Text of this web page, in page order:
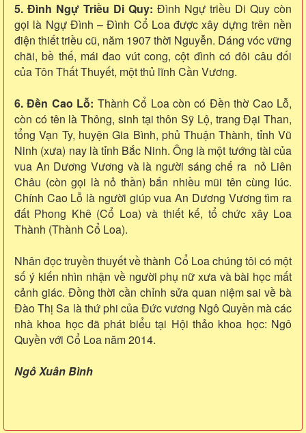
5. Đình Ngự Triều Di Quy: Đình Ngự triều Di Quy còn
gọi là Ngự Đình – Đình Cổ Loa được xây dựng trên nền
điện thiết triều cũ, năm 1907 thời Nguyễn. Dáng vóc vững
chãi, bề thế, mái đao vút cong, cột đình có đôi câu đối
của Tôn Thất Thuyết, một thủ lĩnh Cần Vương.
6. Đền Cao Lỗ: Thành Cổ Loa còn có Đền thờ Cao Lỗ,
còn có tên là Thông, sinh tại thôn Sỹ Lộ, trang Đại Than,
tổng Vạn Ty, huyện Gia Bình, phủ Thuận Thành, tỉnh Vũ
Ninh (xưa) nay là tỉnh Bắc Ninh. Ông là một tướng tài của
vua An Dương Vương và là người sáng chế ra nỏ Liên
Châu (còn gọi là nỏ thần) bắn nhiều mũi tên cùng lúc.
Chính Cao Lỗ là người giúp vua An Dương Vương tìm ra
đất Phong Khê (Cổ Loa) và thiết kế, tổ chức xây Loa
Thành (Thành Cổ Loa).
Nhân đọc truyền thuyết về thành Cổ Loa chúng tôi có một
số ý kiến nhìn nhận về người phụ nữ xưa và bài học mất
cảnh giác. Đồng thời cần chỉnh sửa quan niệm sai về bà
Đào Thị Sa là thứ phi của Đức vương Ngô Quyền mà các
nhà khoa học đã phát biểu tại Hội thảo khoa học: Ngô
Quyền với Cổ Loa năm 2014.
Ngô Xuân Bình